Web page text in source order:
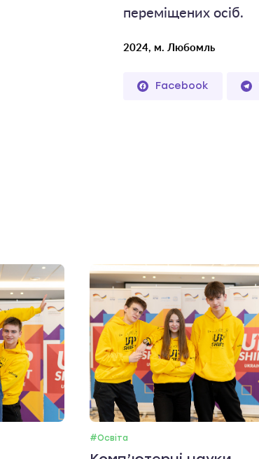
переміщених осіб.
2024, м. Любомль
Facebook
#Освіта